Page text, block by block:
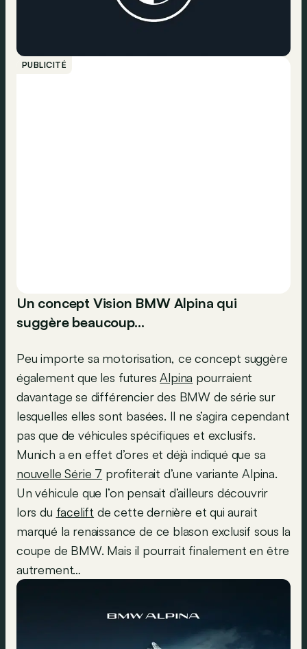
PUBLICITÉ
Un concept Vision BMW Alpina qui
suggère beaucoup…
Peu importe sa motorisation, ce concept suggère
également que les futuresAlpina pourraient
davantage se différencier des BMW de série sur
lesquelles elles sont basées. Il ne s’agira cependant
pas que de véhicules spécifiques et exclusifs.
Munich a en effet d’ores et déjà indiqué que sa
nouvelle Série 7 profiterait d’une variante Alpina.
Un véhicule que l’on pensait d’ailleurs découvrir
lors du facelift de cette dernière et qui aurait
marqué la renaissance de ce blason exclusif sous la
coupe de BMW. Mais il pourrait finalement en être
autrement…